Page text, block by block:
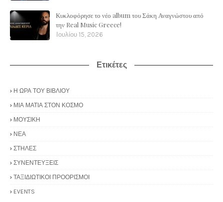
Κυκλοφόρησε το νέο album του Σάκη Αναγνώστου από
την Real Music Greece!
Ιουλίου 15, 2026
Ετικέτες
Η ΩΡΑ ΤΟΥ ΒΙΒΛΙΟΥ
ΜΙΑ ΜΑΤΙΑ ΣΤΟΝ ΚΟΣΜΟ
ΜΟΥΣΙΚΗ
ΝΕΑ
ΣΤΗΛΕΣ
ΣΥΝΕΝΤΕΥΞΕΙΣ
ΤΑΞΙΔΙΩΤΙΚΟΙ ΠΡΟΟΡΙΣΜΟΙ
EVENTS